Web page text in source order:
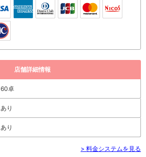
店舗詳細情報
60卓
あり
あり
> 料金システムを見る